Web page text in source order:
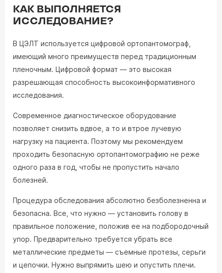
КАК ВЫПОЛНЯЕТСЯ
ИССЛЕДОВАНИЕ?
В ЦЭЛТ используется цифровой ортопантомограф,
имеющий много преимуществ перед традиционным
пленочным. Цифровой формат — это высокая
разрешающая способность высокоинформативного
исследования.
Современное диагностическое оборудование
позволяет снизить вдвое, а то и втрое лучевую
нагрузку на пациента. Поэтому мы рекомендуем
проходить безопасную ортопантомографию не реже
одного раза в год, чтобы не пропустить начало
болезней.
Процедура обследования абсолютно безболезненна и
безопасна. Все, что нужно — установить голову в
правильное положение, положив ее на подбородочный
упор. Предварительно требуется убрать все
металлические предметы — съемные протезы, серьги
и цепочки. Нужно выпрямить шею и опустить плечи.